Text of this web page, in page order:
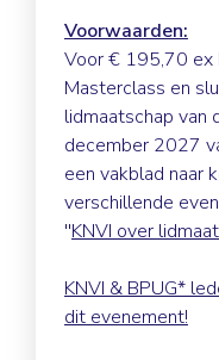
Voorwaarden:
Voor € 195,70 ex
Masterclass en
lidmaatschap van
december 2027
een vakblad naar
verschillende
''KNVI over
KNVI & BPUG*
dit evenement!